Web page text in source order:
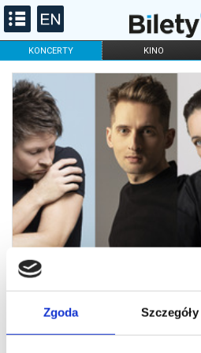
Zgoda Szczegóły
KONCERTY KINO
FILHARMONIA OPERA I BALET
DLA DZIECI
ONLINE
Koncert